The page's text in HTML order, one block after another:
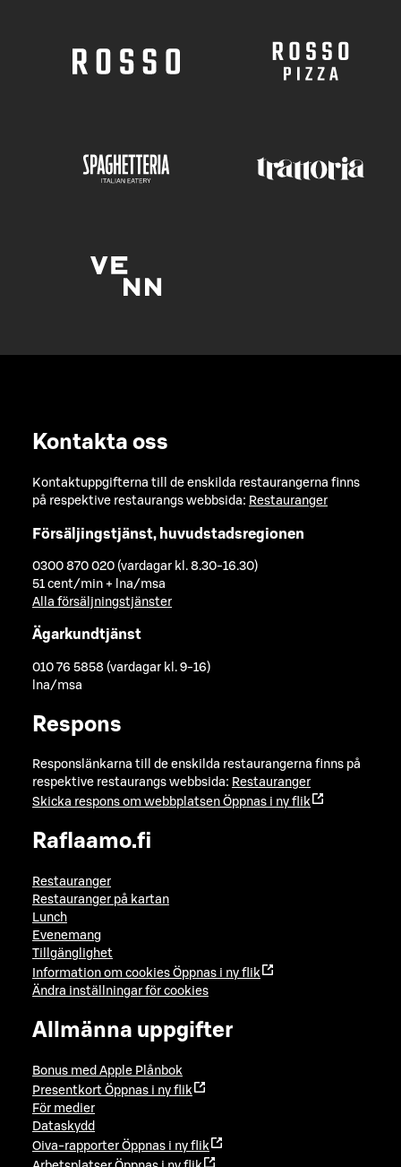
Kontakta oss
Kontaktuppgifterna till de enskilda restaurangerna finns
på respektive restaurangs webbsida: Restauranger
Försäljingstjänst, huvudstadsregionen
0300 870 020 (vardagar kl. 8.30-16.30)
51 cent/min + lna/msa
Alla försäljningstjänster
Ägarkundtjänst
010 76 5858 (vardagar kl. 9-16)
lna/msa
Respons
Responslänkarna till de enskilda restaurangerna finns på
respektive restaurangs webbsida: Restauranger
Skicka respons om webbplatsen Öppnas i ny flik
Raflaamo.fi
Restauranger
Restauranger på kartan
Lunch
Evenemang
Tillgänglighet
Information om cookies Öppnas i ny flik
Ändra inställningar för cookies
Allmänna uppgifter
Bonus med Apple Plånbok
Presentkort Öppnas i ny flik
För medier
Dataskydd
Oiva-rapporter Öppnas i ny flik